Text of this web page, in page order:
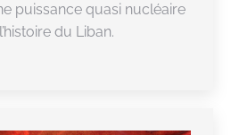
puissance quasi nucléaire
du Liban.